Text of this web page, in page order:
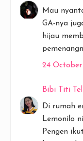
Mau
GA-nya
hijau
24
Bibi Titi
Di rumah
Lemonilo
Pengen